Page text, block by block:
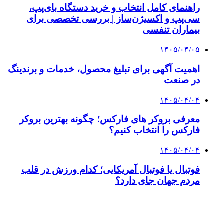
راهنمای کامل انتخاب و خرید دستگاه بای‌پپ،
سی‌پپ و اکسیژن‌ساز | بررسی تخصصی برای
بیماران تنفسی
۱۴۰۵/۰۴/۰۵
اهمیت آگهی برای تبلیغ محصول، خدمات و برندینگ
در صنعت
۱۴۰۵/۰۴/۰۴
معرفی بروکر های فارکس؛ چگونه بهترین بروکر
فارکس را انتخاب کنیم؟
۱۴۰۵/۰۴/۰۴
فوتبال یا فوتبال آمریکایی؛ کدام ورزش در قلب
مردم جهان جای دارد؟